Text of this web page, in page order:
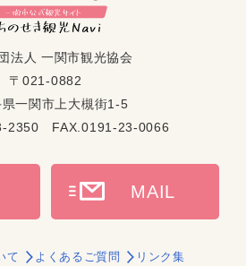
法人 一関市観光協会
〒021-0882
一関市上大槻街1-5
2350 FAX.0191-23-0066
て よくあるご質問 リンク集